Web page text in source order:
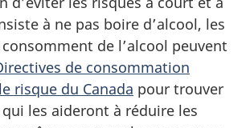
à ne pas boire d’alcool, les
de l’alcool peuvent
de consommation
risque du Canada pour trouver
les aideront à réduire les